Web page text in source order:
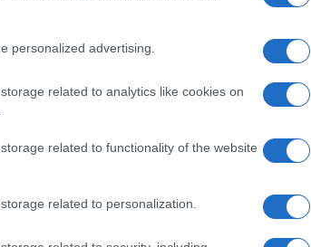
personalized advertising.
related to analytics like cookies on
related to functionality of the website
related to personalization.
στον Μιχαήλ Γκορμπατσόφ
Ευρωπαίων ηγετών η
Νοβοντεβίτσι της Μόσχας, δίπλα στη